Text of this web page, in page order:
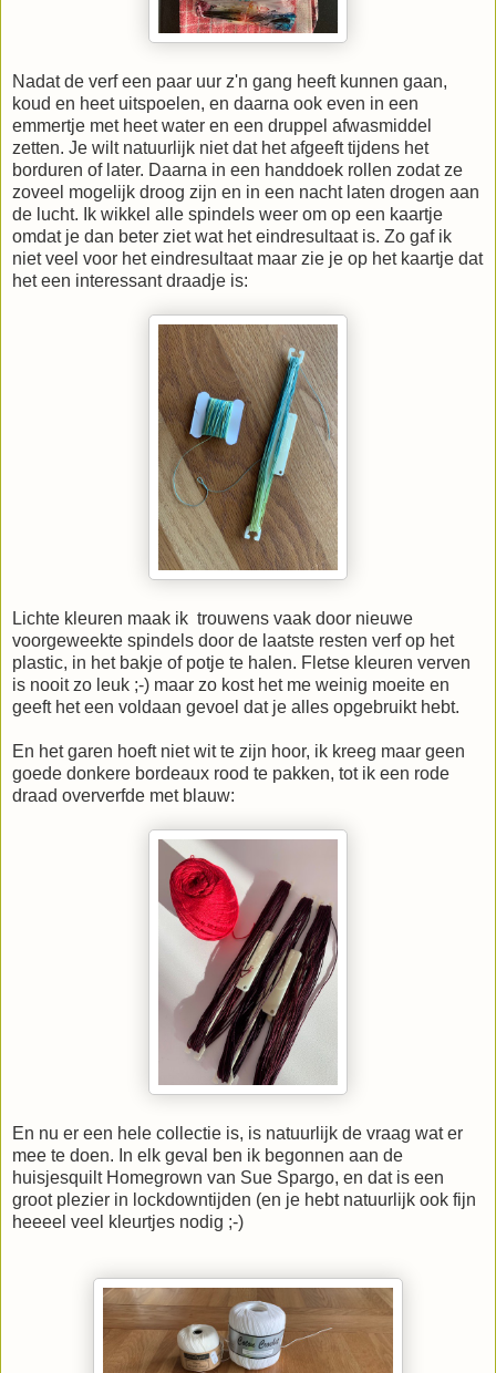
Nadat de verf een paar uur z'n gang heeft kunnen gaan,
koud en heet uitspoelen, en daarna ook even in een
emmertje met heet water en een druppel afwasmiddel
zetten. Je wilt natuurlijk niet dat het afgeeft tijdens het
borduren of later. Daarna in een handdoek rollen zodat ze
zoveel mogelijk droog zijn en in een nacht laten drogen aan
de lucht. Ik wikkel alle spindels weer om op een kaartje
omdat je dan beter ziet wat het eindresultaat is. Zo gaf ik
niet veel voor het eindresultaat maar zie je op het kaartje dat
het een interessant draadje is:
Lichte kleuren maak ik trouwens vaak door nieuwe
voorgeweekte spindels door de laatste resten verf op het
plastic, in het bakje of potje te halen. Fletse kleuren verven
is nooit zo leuk ;-) maar zo kost het me weinig moeite en
geeft het een voldaan gevoel dat je alles opgebruikt hebt.
En het garen hoeft niet wit te zijn hoor, ik kreeg maar geen
goede donkere bordeaux rood te pakken, tot ik een rode
draad oververfde met blauw:
En nu er een hele collectie is, is natuurlijk de vraag wat er
mee te doen. In elk geval ben ik begonnen aan de
huisjesquilt Homegrown van Sue Spargo, en dat is een
groot plezier in lockdowntijden (en je hebt natuurlijk ook fijn
heeeel veel kleurtjes nodig ;-)